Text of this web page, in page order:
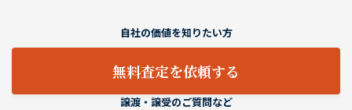
自社の価値を知りたい方
無料査定を依頼する
譲渡・譲受のご質問など